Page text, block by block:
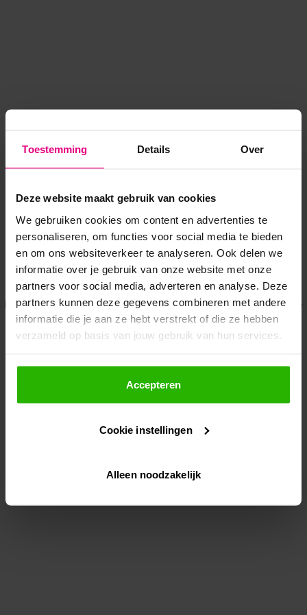
Toestemming Details Over
Deze website maakt gebruik van cookies
We gebruiken cookies om content en advertenties te
personaliseren, om functies voor social media te bieden
en om ons websiteverkeer te analyseren. Ook delen we
informatie over je gebruik van onze website met onze
partners voor social media, adverteren en analyse. Deze
partners kunnen deze gegevens combineren met andere
informatie die je aan ze hebt verstrekt of die ze hebben
verzameld op basis van jouw gebruik van hun services.
Als je op "Accepteer" klikt, dan geef je Voordeeluitjes.nl
toestemming om cookies voor social media en
gepersonaliseerde advertenties te plaatsen.
Lees hier meer over in onsprivacybeleid
Via "Cookie instellingen" kun je ook zelf instellen welke
Accepteren
Cookie instellingen
Alleen noodzakelijk
Application error: a client-side exception has occurred while
loadingwww.voordeeluitjes.nl (see the browser console for more
information).